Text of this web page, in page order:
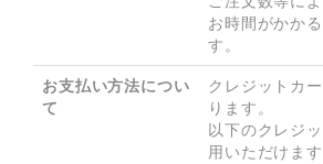
お時間がかか
す。
お支払い方法につい
て
クレジットカ
ります。
以下のクレジ
用いただけます